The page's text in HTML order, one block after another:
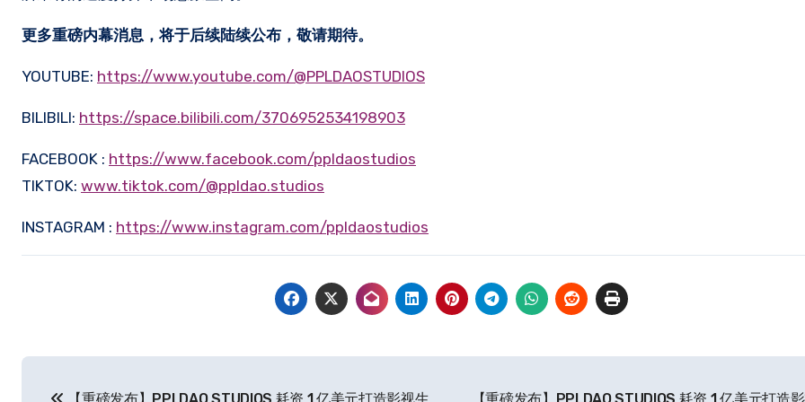
更多重磅内幕消息，将于后续陆续公布，敬请期待。
YOUTUBE: https://www.youtube.com/@PPLDAOSTUDIOS
BILIBILI: https://space.bilibili.com/3706952534198903
FACEBOOK : https://www.facebook.com/ppldaostudios
TIKTOK: www.tiktok.com/@ppldao.studios
INSTAGRAM : https://www.instagram.com/ppldaostudios